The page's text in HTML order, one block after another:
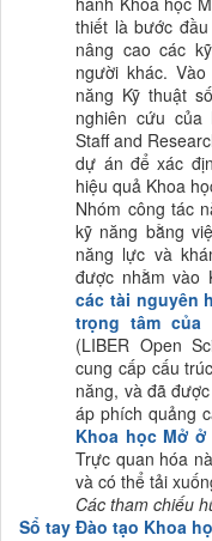
thiết là bước
nâng cao các
người khác.
năng Kỹ thuật
nghiên cứu của
Staff and
dự án để xác
hiệu quả Khoa
Nhóm công tác
kỹ năng bằng
năng lực và
được nhằm vào
các tài nguyên
trọng tâm của
(LIBER Open
cung cấp cấu
năng, và đã
áp phích quảng
Khoa học Mở ở
Trực quan hóa
và có thể tải
Các tham chiếu
Sổ tay Đào tạo Khoa